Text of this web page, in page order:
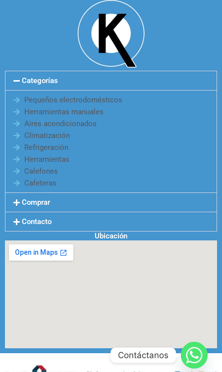
Categorías
Pequeños electrodomésticos
Herramientas manuales
Aires acondicionados
Climatización
Refrigeración
Herramientas
Calefones
Cafeteras
Comprar
Contacto
Ubicación
Contáctanos